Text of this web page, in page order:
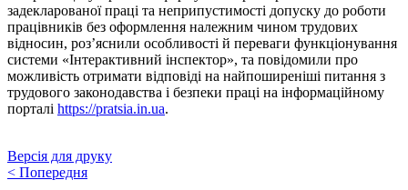
задекларованої праці та неприпустимості допуску до роботи
працівників без оформлення належним чином трудових
відносин, роз’яснили особливості й переваги функціонування
системи «Інтерактивний інспектор», та повідомили про
можливість отримати відповіді на найпоширеніші питання з
трудового законодавства і безпеки праці на інформаційному
порталі https://pratsia.in.ua.
Версія для друку
< Попередня